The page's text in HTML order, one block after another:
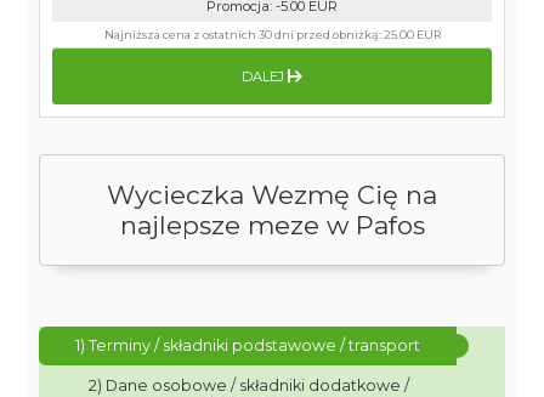
Wycieczka Wezmę Cię na
najlepsze meze w Pafos
1) Terminy / składniki podstawowe / transport
2) Dane osobowe / składniki dodatkowe /
Promocja: -5.00 EUR
Najniższa cena z ostatnich 30 dni przed obniżką: 25.00 EUR
DALEJ